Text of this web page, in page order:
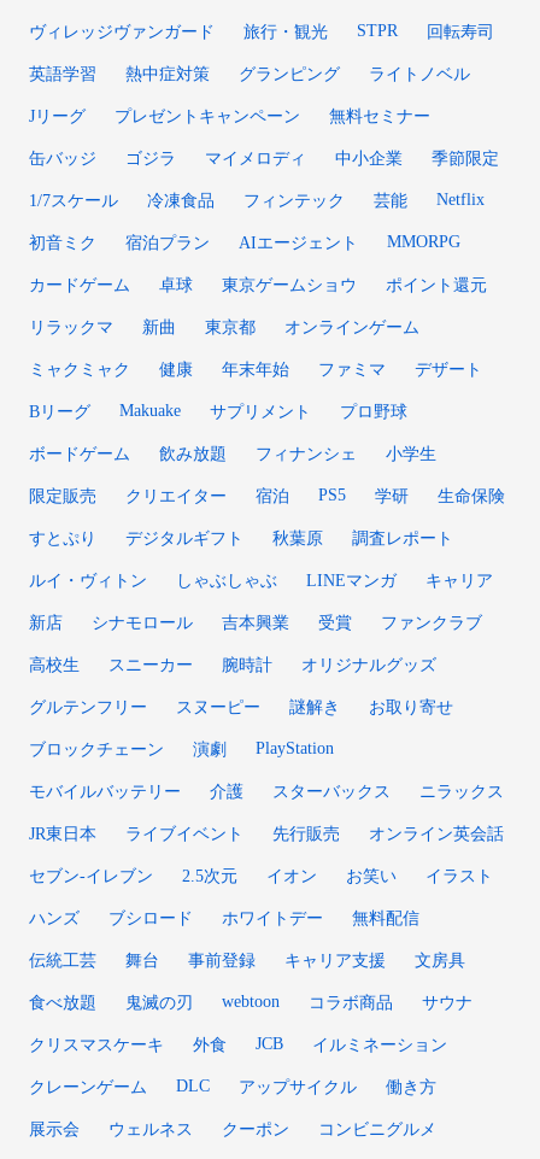
ヴィレッジヴァンガード 旅行・観光 STPR 回転寿司
英語学習 熱中症対策 グランピング ライトノベル
Jリーグ プレゼントキャンペーン 無料セミナー
缶バッジ ゴジラ マイメロディ 中小企業 季節限定
1/7スケール 冷凍食品 フィンテック 芸能 Netflix
初音ミク 宿泊プラン AIエージェント MMORPG
カードゲーム 卓球 東京ゲームショウ ポイント還元
リラックマ 新曲 東京都 オンラインゲーム
ミャクミャク 健康 年末年始 ファミマ デザート
Bリーグ Makuake サプリメント プロ野球
ボードゲーム 飲み放題 フィナンシェ 小学生
限定販売 クリエイター 宿泊 PS5 学研 生命保険
すとぷり デジタルギフト 秋葉原 調査レポート
ルイ・ヴィトン しゃぶしゃぶ LINEマンガ キャリア
新店 シナモロール 吉本興業 受賞 ファンクラブ
高校生 スニーカー 腕時計 オリジナルグッズ
グルテンフリー スヌーピー 謎解き お取り寄せ
ブロックチェーン 演劇 PlayStation
モバイルバッテリー 介護 スターバックス ニラックス
JR東日本 ライブイベント 先行販売 オンライン英会話
セブン-イレブン 2.5次元 イオン お笑い イラスト
ハンズ ブシロード ホワイトデー 無料配信
伝統工芸 舞台 事前登録 キャリア支援 文房具
食べ放題 鬼滅の刃 webtoon コラボ商品 サウナ
クリスマスケーキ 外食 JCB イルミネーション
クレーンゲーム DLC アップサイクル 働き方
展示会 ウェルネス クーポン コンビニグルメ